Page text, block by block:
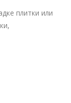
плитки или